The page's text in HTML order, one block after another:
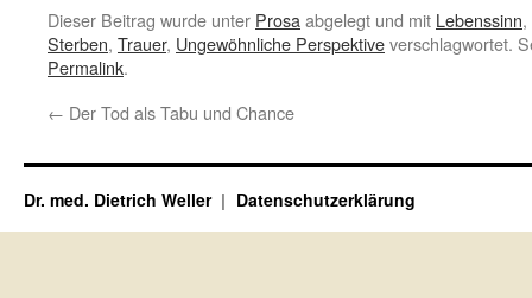
Dieser Beitrag wurde unter Prosa abgelegt und mit Lebenssinn,
Sterben, Trauer, Ungewöhnliche Perspektiveverschlagwortet.
Permalink.
← Der Tod als Tabu und Chance
Dr. med. Dietrich Weller Datenschutzerklärung